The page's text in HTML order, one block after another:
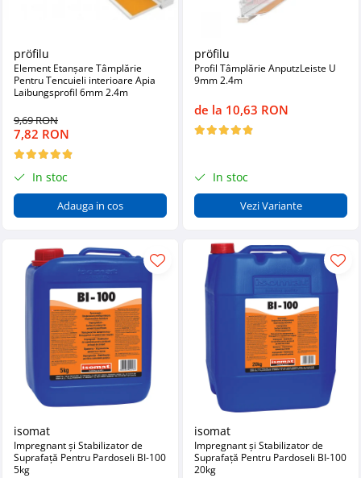
pröfilu
Element Etanșare Tâmplărie
Pentru Tencuieli interioare Apia
Laibungsprofil 6mm 2.4m
9,69 RON
7,82 RON
In stoc
Adauga in cos
pröfilu
Profil Tâmplărie AnputzLeiste U
9mm 2.4m
de la 10,63 RON
In stoc
Vezi Variante
isomat
Impregnant și Stabilizator de
Suprafață Pentru Pardoseli BI-100
5kg
isomat
Impregnant și Stabilizator de
Suprafață Pentru Pardoseli BI-100
20kg